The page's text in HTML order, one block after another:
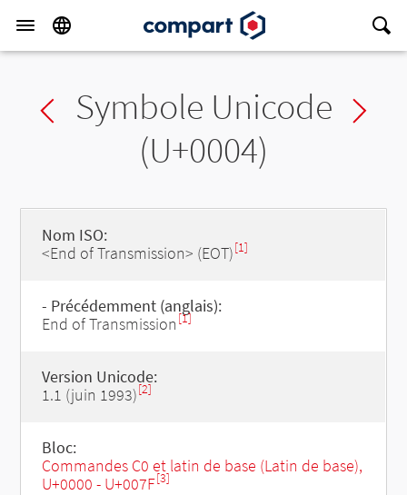
Previous char
Symbole Unicode
(U+0004)
Nom ISO:
<End of Transmission> (EOT)[1]
- Précédemment (anglais):
End of Transmission [1]
Version Unicode:
1.1 (juin 1993)[2]
Bloc:
Commandes C0 et latin de base (Latin de base),
U+0000 - U+007F[3]